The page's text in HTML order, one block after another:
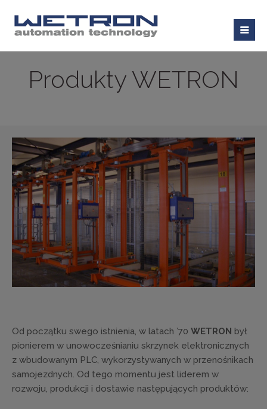
Produkty WETRON
Od początku swego istnienia, w latach ’70 WETRON był
pionierem w unowocześnianiu skrzynek elektronicznych
z wbudowanym PLC, wykorzystywanych w przenośnikach
samojezdnych. Od tego momentu jest liderem w
rozwoju, produkcji i dostawie następujących produktów: